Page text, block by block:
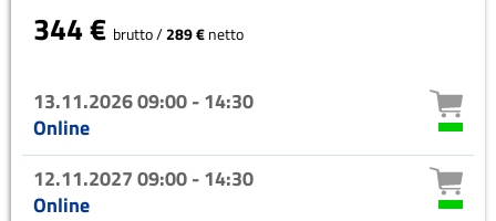
344 € brutto /289 €netto
13.11.202609:00 - 14:30
Online
12.11.202709:00 - 14:30
Online